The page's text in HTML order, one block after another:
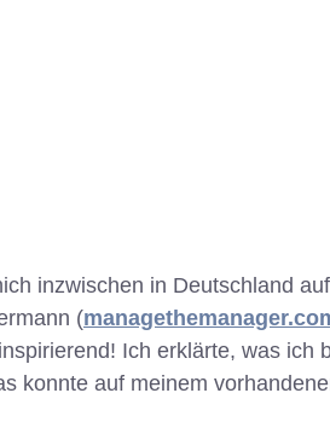
inzwischen in Deutschland
(
Ich erklärte, was ich
konnte auf meinem